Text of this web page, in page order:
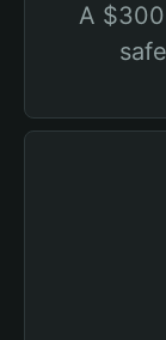
A